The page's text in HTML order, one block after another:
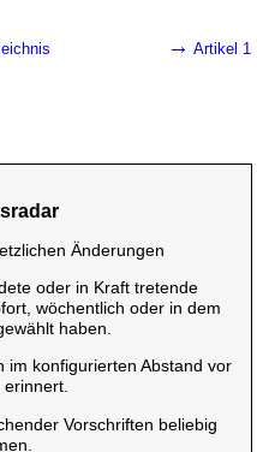
→ Artikel 1
Änderungen
oder in Kraft tretende
wöchentlich oder in dem
haben.
im konfigurierten Abstand vor
erinnert.
Vorschriften beliebig